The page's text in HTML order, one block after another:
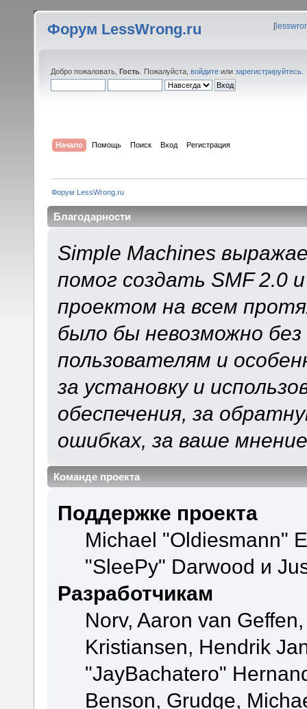
Форум LessWrong.ru [
Добро пожаловать, Гость . Пожалуйста, войдите или зарегистрируйтесь
Начало Помощь Поиск Вход Регистрация
Форум LessWrong.ru
Благодарности
Simple Machines
помог создать SMF 2.0
проектом на всем
было бы невозможно
пользователям и
за установку и
обеспечения, за
ошибках, за ваше
Команде проекта
Поддержке проекта
Michael "Oldiesmann"
"SleePy" Darwood и
Разработчикам
Norv, Aaron van
Kristiansen, Hendrik
"JayBachatero"
Benson, Grudge,